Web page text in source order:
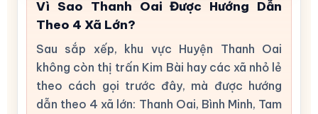
Vì Sao Thanh Oai Được Hướng Dẫn
Theo 4 Xã Lớn?
Sau sắp xếp, khu vực Huyện Thanh Oai
không còn thị trấn Kim Bài hay các xã nhỏ lẻ
theo cách gọi trước đây, mà được hướng
dẫn theo 4 xã lớn: Thanh Oai, Bình Minh, Tam